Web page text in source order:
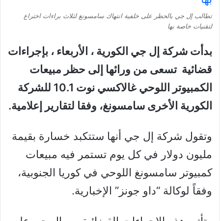
تطالب إل جي بالحظر على خلفية انتهاك سامسونغ لثلاث براءات اختراع
لتقنيات خاصة بها
بدأت شركة إل جي الكورية ، الأربعاء ، بإجراءات
قضائية تسعى من ورائها إلى حظر مبيعات
الكمبيوتر اللوحي غالاكسي نوت 10.1 للشركة
الكورية الأخرى سامسونغ، وفقا لتقارير إعلامية.
وتقول شركة إل جي أنها ستتكبد خسارة بقيمة
مليون دولار في كل يوم تستمر فيه مبيعات
كمبيوتر سامسونغ اللوحي في كوريا الجنوبية،
وفقاً لوكالة “داو جونز” الإخبارية.